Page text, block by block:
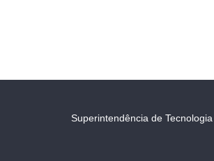
Superintendência de